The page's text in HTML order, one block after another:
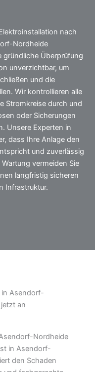
nach
Nordheide
gründliche Überprüfung
unverzichtbar, um
und die
Wir kontrollieren alle
Stromkreise durch und
oder Sicherungen
Unsere Experten in
dass Ihre Anlage den
und zuverlässig
vermeiden Sie
langfristig sicheren
Infrastruktur.
Asendorf-
an
Nordheide
in Asendorf-
den Schaden